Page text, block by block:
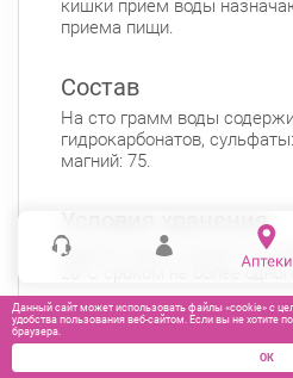
кишки прием воды
приема пищи.
Состав
На сто грамм воды
гидрокарбонатов,
магний: 75.
Условия хранения
Хранить воду следует при
20°C сроком не более
Данный сайт может использовать файлы «cookie» с
удобства пользования веб-сайтом. Если вы не хотите
браузера.
ОК